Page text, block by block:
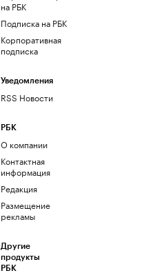
на РБК
Подписка на РБК
Корпоративная
подписка
Уведомления
RSS Новости
РБК
О компании
Контактная
информация
Редакция
Размещение
рекламы
Другие
продукты
РБК